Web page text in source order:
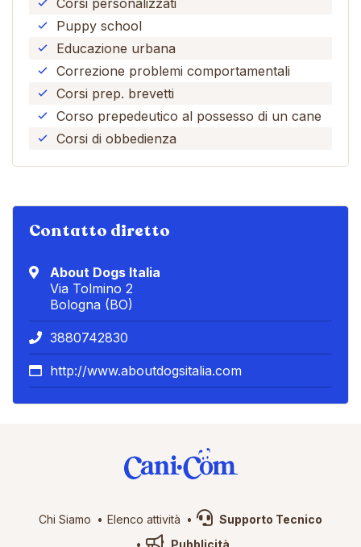
Corsi personalizzati
Puppy school
Educazione urbana
Correzione problemi comportamentali
Corsi prep. brevetti
Corso prepedeutico al possesso di un cane
Corsi di obbedienza
Contatto diretto
About Dogs Italia
Via Tolmino 2
Bologna (BO)
3880742830
http://www.aboutdogsitalia.com
Chi Siamo Elenco attività
Supporto Tecnico
Pubblicità